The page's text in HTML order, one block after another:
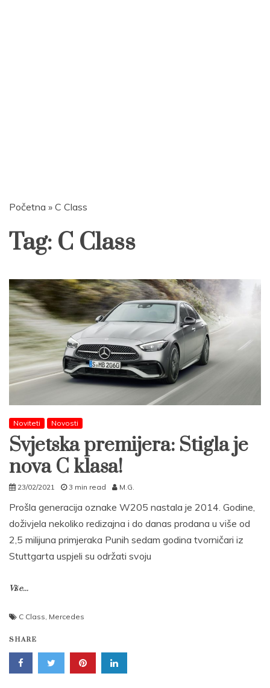
Početna » C Class
Tag: C Class
Noviteti Novosti
Svjetska premijera: Stigla je
nova C klasa!
23/02/2021 3 min read M.G.
Prošla generacija oznake W205 nastala je 2014. Godine,
doživjela nekoliko redizajna i do danas prodana u više od
2,5 milijuna primjeraka Punih sedam godina tvorničari iz
Stuttgarta uspjeli su održati svoju
Više...
C Class, Mercedes
SHARE